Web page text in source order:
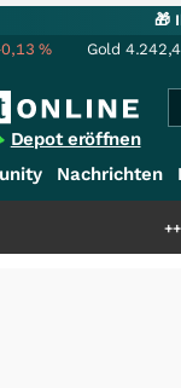
🎁
% Gold
Depot eröffnen
Nachrichten
Schwere